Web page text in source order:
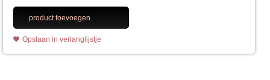
product toevoegen
Opslaan in verlanglijstje